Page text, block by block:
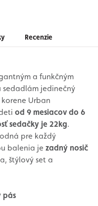
Recenzie
a funkčným
jedinečný
Urban
od 9 mesiacov do 6
sedačky je 22kg.
pre každý
balenia je zadný nosič
štýlový set a
pás